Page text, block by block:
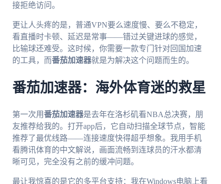
接拒绝访问。
更让人头疼的是，普通VPN要么速度慢、要么不稳定，
看直播时卡顿、延迟是常事——错过关键进球的感觉，
比输球还难受。这时候，你需要一款专门针对回国加速
的工具，而番茄加速器就是为解决这个问题而生的。
番茄加速器：海外体育迷的救星
第一次用番茄加速器是去年在洛杉矶看NBA总决赛，朋
友推荐给我的。打开app后，它自动扫描全球节点，智能
推荐了最优线路——连接速度快得超乎想象。我用手机
看腾讯体育的中文解说，画面流畅到连球员的汗水都清
晰可见，完全没有之前的缓冲问题。
最让我惊喜的是它的多平台支持：我在Windows电脑上看